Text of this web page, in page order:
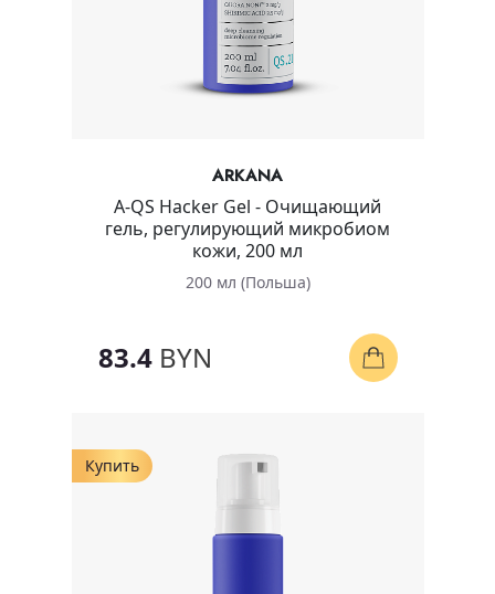
ARKANA
A-QS Hacker Gel - Очищающий
гель, регулирующий микробиом
кожи, 200 мл
200 мл (Польша)
83.4 BYN
Купить